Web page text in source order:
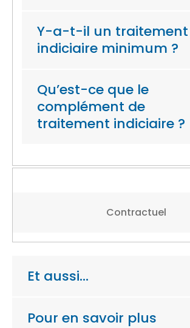
Y-a-t-il un traitement
indiciaire minimum ?
Qu’est-ce que le
complément de
traitement indiciaire ?
Contractuel
Et aussi…
Pour en savoir plus